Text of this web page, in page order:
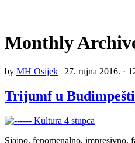
Monthly
by MH Osijek | 27. rujna 2016. ·
Trijumf u
Sjajno, fenomenalno, impresivno,